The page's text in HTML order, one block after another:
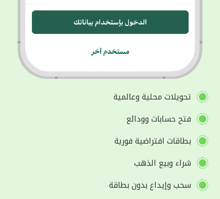
تحويلات محلية وعالمية
فتح حسابات وودائع
بطاقات افتراضية فورية
شراء وبيع الذهب
سحب وإيداع بدون بطاقة